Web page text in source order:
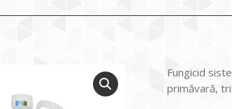
Fungicid
primăvară,